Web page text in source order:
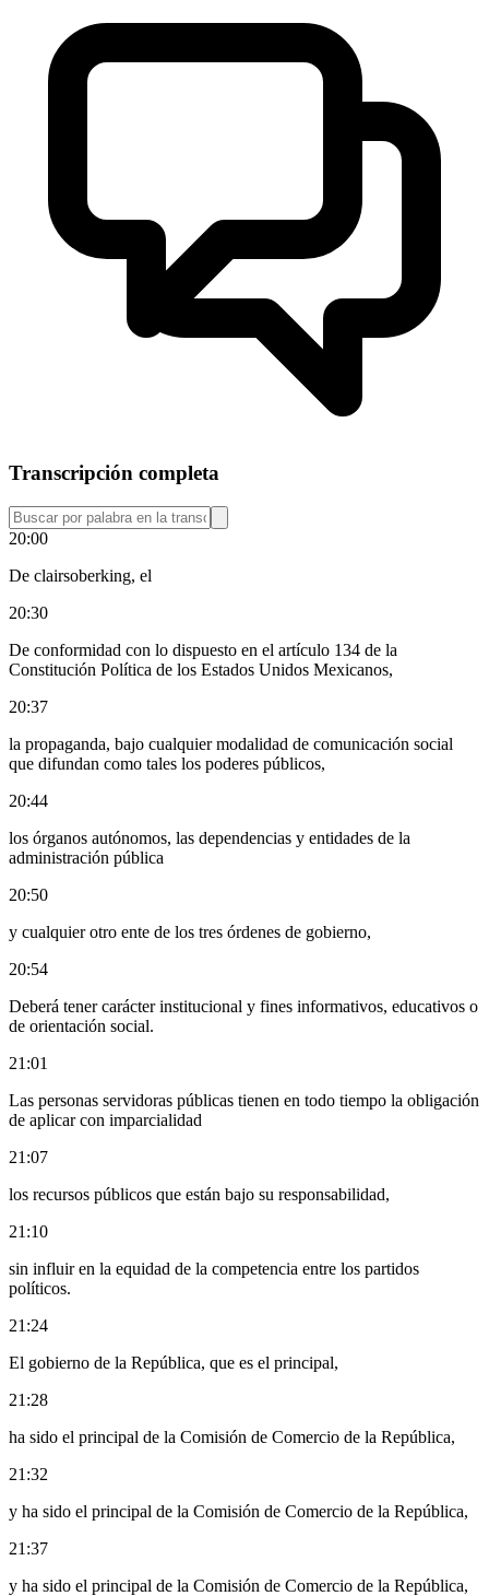
Transcripción completa
20:00
De clairsoberking, el
20:30
De conformidad con lo dispuesto en el artículo 134 de la
Constitución Política de los Estados Unidos Mexicanos,
20:37
la propaganda, bajo cualquier modalidad de comunicación social
que difundan como tales los poderes públicos,
20:44
los órganos autónomos, las dependencias y entidades de la
administración pública
20:50
y cualquier otro ente de los tres órdenes de gobierno,
20:54
Deberá tener carácter institucional y fines informativos, educativos o
de orientación social.
21:01
Las personas servidoras públicas tienen en todo tiempo la obligación
de aplicar con imparcialidad
21:07
los recursos públicos que están bajo su responsabilidad,
21:10
sin influir en la equidad de la competencia entre los partidos
políticos.
21:24
El gobierno de la República, que es el principal,
21:28
ha sido el principal de la Comisión de Comercio de la República,
21:32
y ha sido el principal de la Comisión de Comercio de la República,
21:37
y ha sido el principal de la Comisión de Comercio de la República,